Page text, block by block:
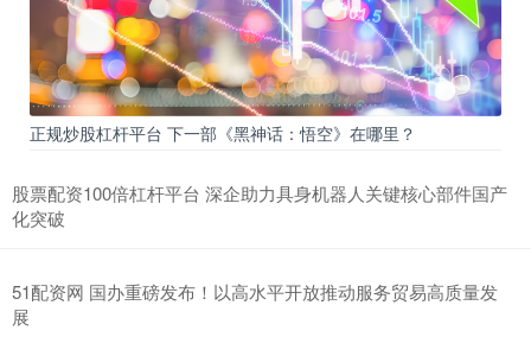
正规炒股杠杆平台 下一部《黑神话：悟空》在哪里？
股票配资100倍杠杆平台 深企助力具身机器人关键核心部件国产
化突破
51配资网 国办重磅发布！以高水平开放推动服务贸易高质量发
展